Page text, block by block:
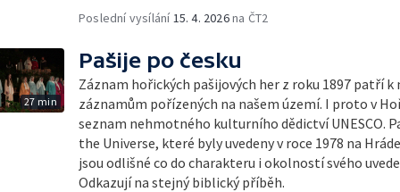
Poslední vysílání 15. 4. 2026na ČT2
27 min
Pašije po česku
Záznam hořických pašijových her z roku 1897 patří
záznamům pořízených na našem území. I proto v
seznam nehmotného kulturního dědictví UNESCO.
the Universe, které byly uvedeny v roce 1978 na
jsou odlišné co do charakteru i okolností svého
Odkazují na stejný biblický příběh.